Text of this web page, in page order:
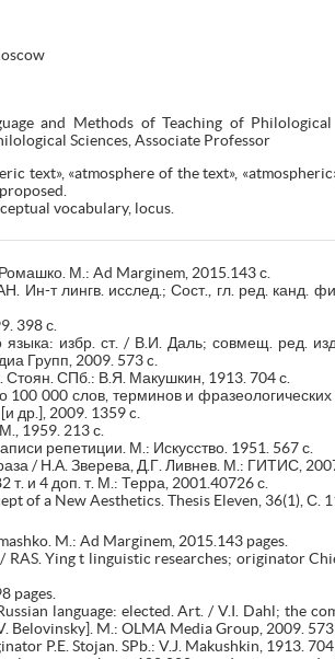
and Methods of Teaching of
Sciences, Associate Professor
text», «atmosphere of the text»,
vocabulary, locus.
М.: Ad Marginem, 2015.143 с.
Ин-т лингв. исслед.; Сост., гл. ред. канд.
398 с.
языка: избр. ст. / В.И. Даль; совмещ. ред.
Групп, 2009. 573 c.
Стоян. СПб.: В.Я. Макушкин, 1913. 704 с.
100 000 слов, терминов и
др.], 2009. 1359 c.
1959. 213 с.
репетиции. М.: Искусство. 1951. 567 с.
/ Н.А. Зверева, Д.Г. Ливнев. М.: ГИТИС,
т. и 4 доп. т. М.: Терра, 2001.40726 с.
of a New Aesthetics. Thesis Eleven, 36(1), С.
M.: Ad Marginem, 2015.143 pages.
Ying t linguistic researches; originator
pages.
language: elected. Art. / V.I. Dahl; the
M.: OLMA Media Group, 2009. 573
P.E. Stojan. SPb.: V.J. Makushkin, 1913. 704